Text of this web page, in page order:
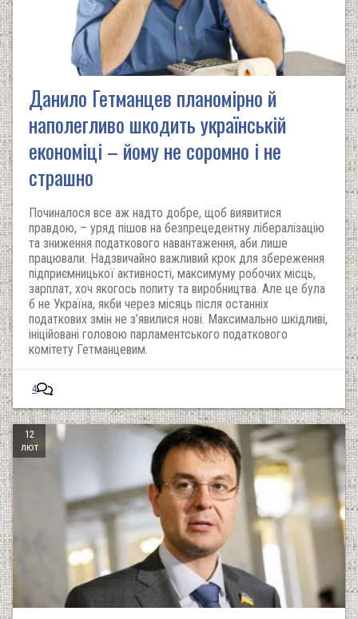
Данило Гетманцев планомірно й
наполегливо шкодить українській
економіці – йому не соромно і не
страшно
Починалося все аж надто добре, щоб виявитися
правдою, – уряд пішов на безпрецедентну лібералізацію
та зниження податкового навантаження, аби лише
працювали. Надзвичайно важливий крок для збереження
підприємницької активності, максимуму робочих місць,
зарплат, хоч якогось попиту та виробництва. Але це була
б не Україна, якби через місяць після останніх
податкових змін не з’явилися нові. Максимально шкідливі,
ініційовані головою парламентського податкового
комітету Гетманцевим.
4
12
лют